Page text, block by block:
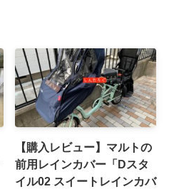
【購入レビュー】マルトの
前用レインカバー「Dスタ
イル02 スイートレインカバ